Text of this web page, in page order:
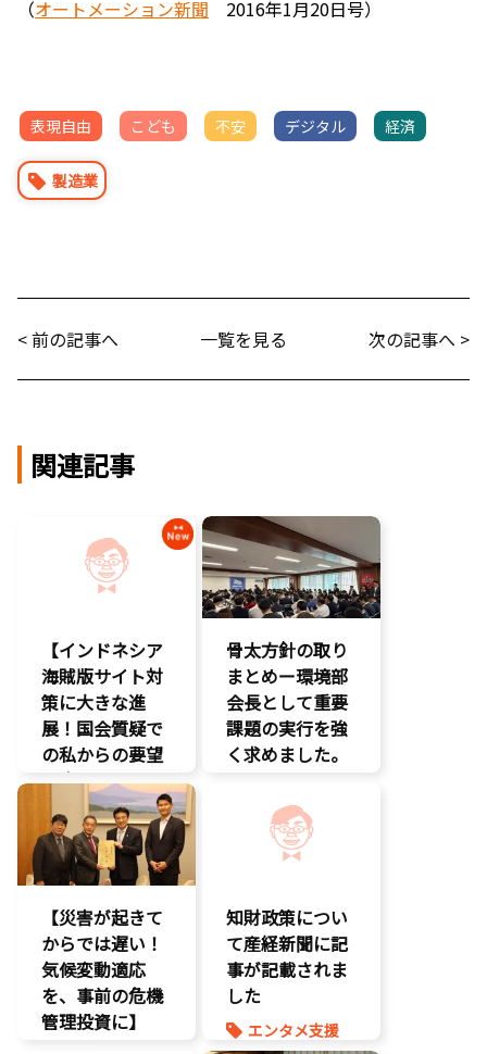
（オートメーション新聞 2016年1月20日号）
表現自由 こども 不安 デジタル 経済
製造業
< 前の記事へ 一覧を見る 次の記事へ >
関連記事
【インドネシア
海賊版サイト対
策に大きな進
展！国会質疑で
の私からの要望
に応え、三谷法
務副大臣がイン
ドネシア法務副
大臣に運営……
エンタメ支援
エンタメ産業
促進
デジタル著作
権
国会質疑
骨太方針の取り
まとめー環境部
会長として重要
課題の実行を強
く求めました。
環境部会
知的財産
【災害が起きて
からでは遅い！
気候変動適応
を、事前の危機
管理投資に】
知財政策につい
て産経新聞に記
事が記載されま
した
エンタメ支援